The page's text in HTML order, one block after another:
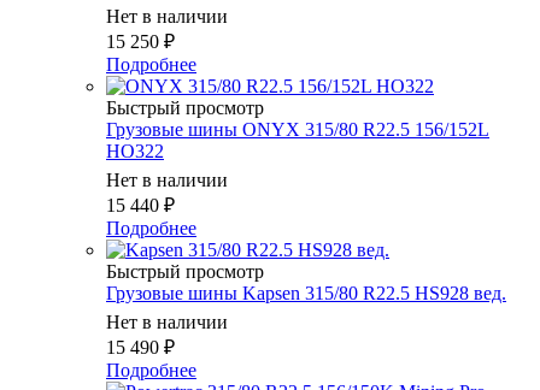
Нет в наличии
15 250 ₽
Подробнее
Быстрый просмотр
Грузовые шины ONYX 315/80 R22.5 156/152L
HO322
Нет в наличии
15 440 ₽
Подробнее
Быстрый просмотр
Грузовые шины Kapsen 315/80 R22.5 HS928 вед.
Нет в наличии
15 490 ₽
Подробнее